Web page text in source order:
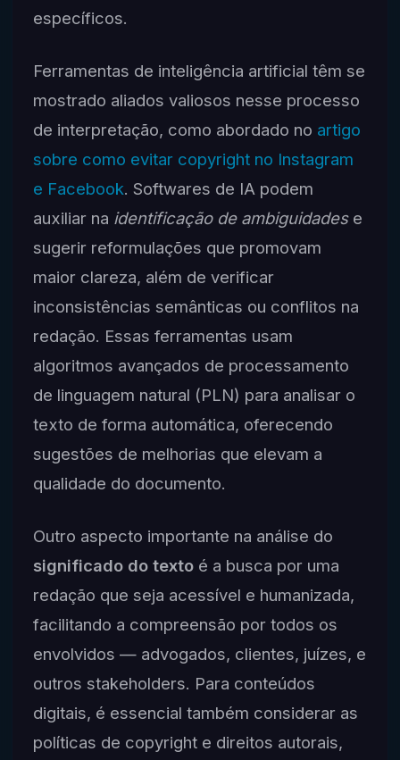
específicos.
Ferramentas de inteligência artificial têm se
mostrado aliados valiosos nesse processo
de interpretação, como abordado no artigo
sobre como evitar copyright no Instagram
e Facebook. Softwares de IA podem
auxiliar na identificação de ambiguidadese
sugerir reformulações que promovam
maior clareza, além de verificar
inconsistências semânticas ou conflitos na
redação. Essas ferramentas usam
algoritmos avançados de processamento
de linguagem natural (PLN) para analisar o
texto de forma automática, oferecendo
sugestões de melhorias que elevam a
qualidade do documento.
Outro aspecto importante na análise do
significado do textoé a busca por uma
redação que seja acessível e humanizada,
facilitando a compreensão por todos os
envolvidos — advogados, clientes, juízes, e
outros stakeholders. Para conteúdos
digitais, é essencial também considerar as
políticas de copyright e direitos autorais,